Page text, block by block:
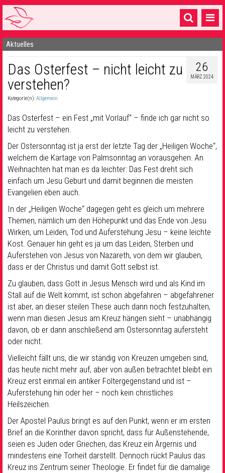
Startseite
1 Pfarrei
16 Gemeinden & mehr
Sakramente & Feste
Gemeinschaft & Soziales
Musik& Kultur
Seelsorge & Kontakt
Aktuelles
26
MÄRZ 2024
Das Osterfest – nicht leicht zu
verstehen?
Kategorie(n):Allgemein
Das Osterfest – ein Fest „mit Vorlauf“ – finde ich gar nicht so
leicht zu verstehen.
Der Ostersonntag ist ja erst der letzte Tag der „Heiligen Woche“,
welchem die Kartage von Palmsonntag an vorausgehen. An
Weihnachten hat man es da leichter: Das Fest dreht sich
einfach um Jesu Geburt und damit beginnen die meisten
Evangelien eben auch.
In der „Heiligen Woche“ dagegen geht es gleich um mehrere
Themen, nämlich um den Höhepunkt und das Ende von Jesu
Wirken, um Leiden, Tod und Auferstehung Jesu – keine leichte
Kost. Genauer hin geht es ja um das Leiden, Sterben und
Auferstehen von Jesus von Nazareth, von dem wir glauben,
dass er der Christus und damit Gott selbst ist.
Zu glauben, dass Gott in Jesus Mensch wird und als Kind im
Stall auf die Welt kommt, ist schon abgefahren – abgefahrener
ist aber, an dieser steilen These auch dann noch festzuhalten,
wenn man diesen Jesus am Kreuz hängen sieht – unabhängig
davon, ob er dann anschließend am Ostersonntag aufersteht
oder nicht.
Vielleicht fällt uns, die wir ständig von Kreuzen umgeben sind,
das heute nicht mehr auf, aber von außen betrachtet bleibt ein
Kreuz erst einmal ein antiker Foltergegenstand und ist –
Auferstehung hin oder her – noch kein christliches
Heilszeichen.
Der Apostel Paulus bringt es auf den Punkt, wenn er im ersten
Brief an die Korinther davon spricht, dass für Außenstehende,
seien es Juden oder Griechen, das Kreuz ein Ärgernis und
mindestens eine Torheit darstellt. Dennoch rückt Paulus das
Kreuz ins Zentrum seiner Theologie. Er findet für die damalige